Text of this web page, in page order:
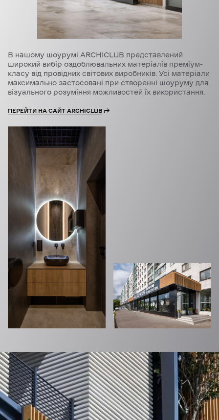
В нашому шоурумі ARCHICLUB представлений
широкий вибір оздоблювальних матеріалів преміум-
класу від провідних світових виробників. Усі матеріали
максимально застосовані при створенні шоуруму для
візуального розуміння можливостей їх використання.
ПЕРЕЙТИ НА САЙТ ARCHICLUB